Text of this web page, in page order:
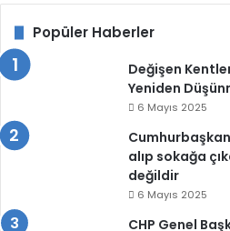
Popüler Haberler
Değişen
Yeniden
6 Mayıs 2025
alıp sokağa
değildir
6 Mayıs 2025
CHP Genel